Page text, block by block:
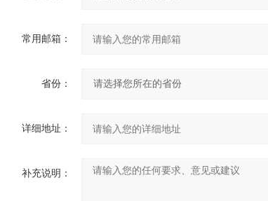
常用邮箱：
省份：
详细地址：
补充说明：